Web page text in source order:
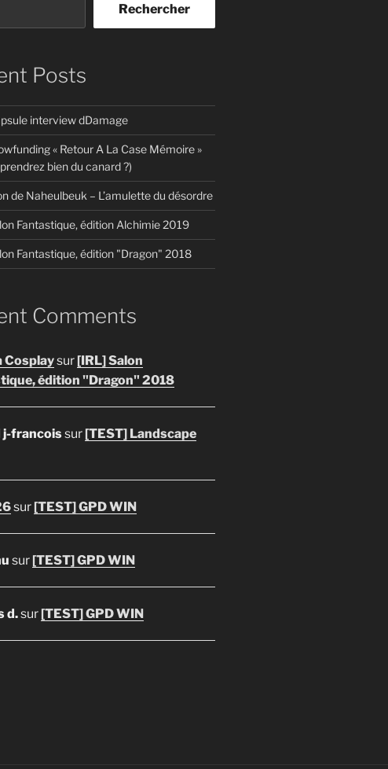
Rechercher
Posts
interview dDamage
« Retour A La Case Mémoire »
bien du canard ?)
de Naheulbeuk – L’amulette du désordre
Fantastique, édition Alchimie 2019
Fantastique, édition "Dragon" 2018
Comments
Cosplaysur [IRL] Salon
édition "Dragon" 2018
j-francoissur [TEST] Landscape
sur [TEST] GPD WIN
sur [TEST] GPD WIN
d.sur [TEST] GPD WIN